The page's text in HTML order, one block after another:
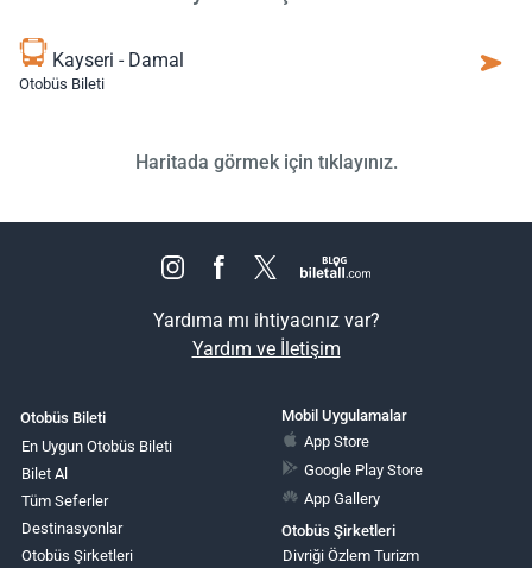
Kayseri - Damal
Otobüs Bileti
Haritada görmek için tıklayınız.
Yardıma mı ihtiyacınız var?
Yardım ve İletişim
Otobüs Bileti
En Uygun Otobüs Bileti
Bilet Al
Tüm Seferler
Destinasyonlar
Otobüs Şirketleri
Mobil Uygulamalar
App Store
Google Play Store
App Gallery
Otobüs Şirketleri
Divriği Özlem Turizm